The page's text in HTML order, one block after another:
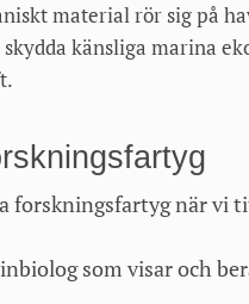
material rör sig på
känsliga marina
forskningsfartyg när vi
som visar och